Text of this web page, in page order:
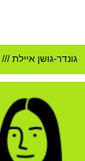
גונדר-גושן איילת///